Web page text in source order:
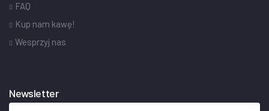
FAQ
Kup nam kawę!
Wesprzyj nas
Newsletter